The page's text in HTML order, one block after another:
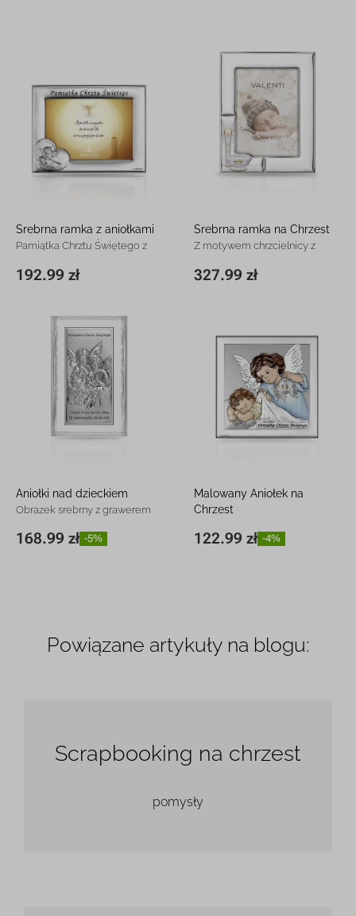
Srebrna ramka z aniołkami
Pamiątka Chrztu Świętego z
192.99 zł
13 x 17 cm
Srebrna ramka na Chrzest
Z motywem chrzcielnicy z
327.99 zł
20 x 25 cm
Aniołki nad dzieckiem
Obrazek srebrny z grawerem
168.99 zł -5%
8,5 x 15 cm 168.99 zł
Malowany Aniołek na
Chrzest
122.99 zł -4%
8 x 8 cm 122.99 zł
Powiązane artykuły na blogu:
Scrapbooking na chrzest
pomysły